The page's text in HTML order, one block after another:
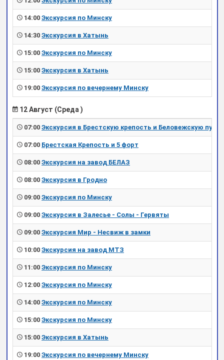
14:00 Экскурсия по Минску
14:30 Экскурсия в Хатынь
15:00 Экскурсия по Минску
15:00 Экскурсия в Хатынь
19:00 Экскурсия по вечернему Минску
12 Август (Среда )
07:00 Экскурсия в Брестскую крепость и Беловежскую пущу
07:00 Брестская Крепость и 5 форт
08:00 Экскурсия на завод БЕЛАЗ
08:00 Экскурсия в Гродно
09:00 Экскурсия по Минску
09:00 Экскурсия в Залесье - Солы - Гервяты
09:00 Экскурсия Мир - Несвиж в замки
10:00 Экскурсия на завод МТЗ
11:00 Экскурсия по Минску
12:00 Экскурсия по Минску
14:00 Экскурсия по Минску
15:00 Экскурсия по Минску
15:00 Экскурсия в Хатынь
19:00 Экскурсия по вечернему Минску